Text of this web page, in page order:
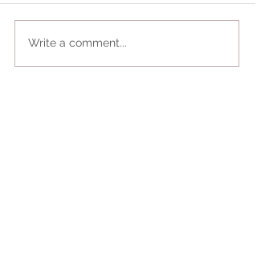
Write a comment...